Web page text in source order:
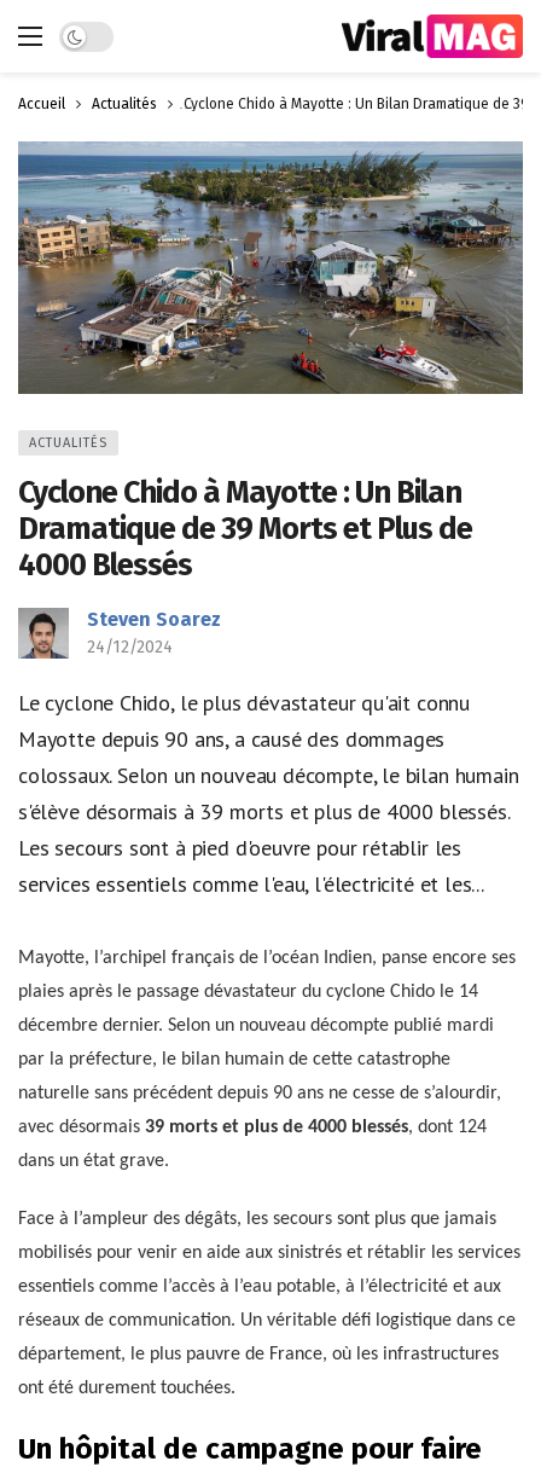
Dark mode
Accueil Actualités Cyclone Chido à Mayotte : Un Bilan Dramatique de 39
ACTUALITÉS
Cyclone Chido à Mayotte : Un Bilan
Dramatique de 39 Morts et Plus de
4000 Blessés
Steven Soarez
24/12/2024
Le cyclone Chido, le plus dévastateur qu'ait connu
Mayotte depuis 90 ans, a causé des dommages
colossaux. Selon un nouveau décompte, le bilan humain
s'élève désormais à 39 morts et plus de 4000 blessés.
Les secours sont à pied d'oeuvre pour rétablir les
services essentiels comme l'eau, l'électricité et les...
Mayotte, l’archipel français de l’océan Indien, panse encore ses
plaies après le passage dévastateur du cyclone Chido le 14
décembre dernier. Selon un nouveau décompte publié mardi
par la préfecture, le bilan humain de cette catastrophe
naturelle sans précédent depuis 90 ans ne cesse de s’alourdir,
avec désormais 39 morts et plus de 4000 blessés, dont 124
dans un état grave.
Face à l’ampleur des dégâts, les secours sont plus que jamais
mobilisés pour venir en aide aux sinistrés et rétablir les services
essentiels comme l’accès à l’eau potable, à l’électricité et aux
réseaux de communication. Un véritable défi logistique dans ce
département, le plus pauvre de France, où les infrastructures
ont été durement touchées.
Un hôpital de campagne pour faire